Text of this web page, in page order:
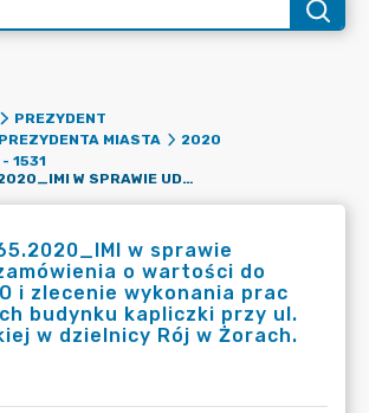
PREZYDENT
MIASTA
2020
1531
OR.0050.1365.2020_IMI W SPRAWIE UDZIELENIA ZAMÓWIENIA O WARTOŚCI DO 30.000 EURO I ZLECENIE WYKONANIA PRAC REMONTOWYCH BUDYNKU KAPLICZKI PRZY UL. STAROWIEJSKIEJ W DZIELNICY RÓJ W ŻORACH.
w sprawie
o wartości do
i zlecenie wykonania prac
budynku kapliczki przy ul.
w dzielnicy Rój w Żorach.